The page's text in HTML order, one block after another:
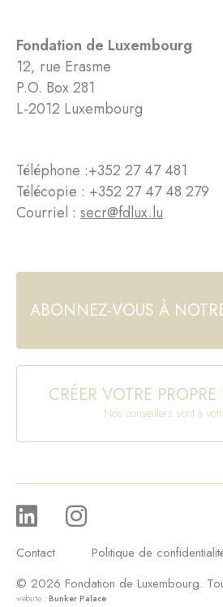
Fondation de Luxembourg
12, rue Erasme
P.O. Box 281
L-2012 Luxembourg
Téléphone :+352 27 47 481
Télécopie : +352 27 47 48 279
Courriel : secr@fdlux.lu
ABONNEZ-VOUS À
CRÉER VOTRE
Nos conseillers sont à
Contact Politique de
© 2026 Fondation de Luxembourg.
website : Bunker Palace